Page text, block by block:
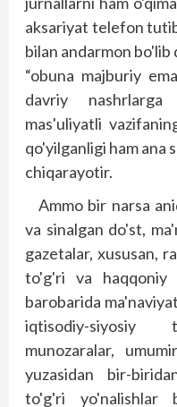
aksariyat telefon
bilan andarmon
“obuna majburiy
davriy
mas'uliyatli
qo'yilganligi ham ana
chiqarayotir.
Ammo bir narsa
va sinalgan do'st,
gazetalar, xususan,
to'g'ri va haqqoniy
barobarida
iqtisodiy-siyo­siy
munozaralar,
yuzasidan bir-
to'g'ri yo'nalish­lar